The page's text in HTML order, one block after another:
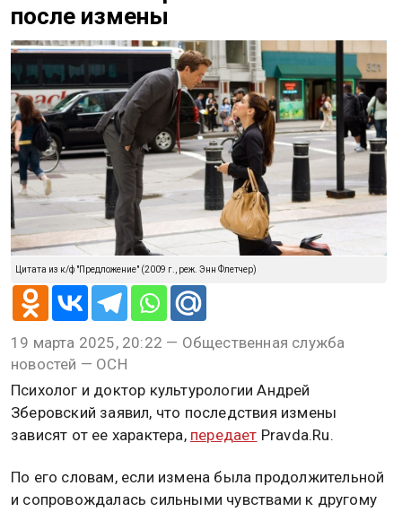
после измены
Цитата из к/ф "Предложение" (2009 г., реж. Энн Флетчер)
19 марта 2025, 20:22 — Общественная служба
новостей — ОСН
Психолог и доктор культурологии Андрей
Зберовский заявил, что последствия измены
зависят от ее характера, передает Pravda.Ru.
По его словам, если измена была продолжительной
и сопровождалась сильными чувствами к другому